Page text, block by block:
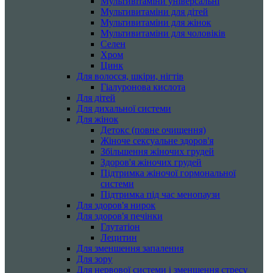
Мультивитаміни для дітей
Мультивитаміни для жінок
Мультивитаміни для чоловіків
Селен
Хром
Цинк
Для волосся, шкіри, нігтів
Гіалуронова кислота
Для дітей
Для дихальної системи
Для жінок
Детокс (повне очищення)
Жіноче сексуальне здоров'я
Збільшення жіночих грудей
Здоров'я жіночих грудей
Підтримка жіночої гормональної
системи
Підтримка під час менопаузи
Для здоров'я нирок
Для здоров'я печінки
Глутатіон
Лецитин
Для зменшення запалення
Для зору
Для нервової системи і зменшення стресу